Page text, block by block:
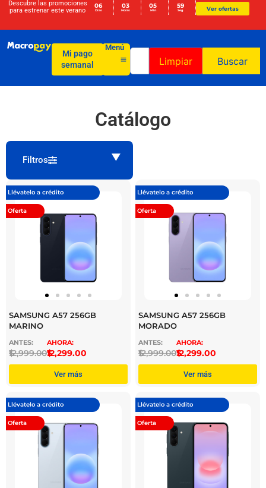
Descubre las promociones
para estrenar este verano
06
Días
03
Horas
05
Min
59
Seg Ver ofertas
Mi pago
semanal
Menú
Limpiar Buscar
Catálogo
Filtros
Llévatelo a crédito
Oferta
SAMSUNG A57 256GB
MARINO
$
12,999.00$
12,299.00
Ver más
Llévatelo a crédito
Oferta
SAMSUNG A57 256GB
MORADO
$
12,999.00$
12,299.00
Ver más
Llévatelo a crédito
Oferta
Llévatelo a crédito
Oferta